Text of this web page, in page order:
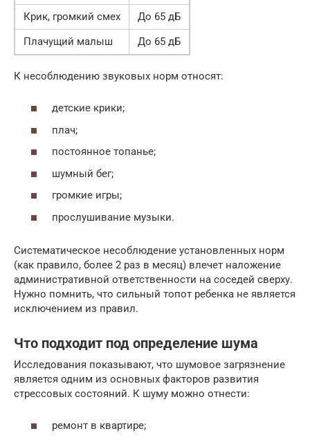
Крик, громкий смех
До 65 дБ
Плачущий малыш
До 65 дБ
К несоблюдению звуковых норм относят:
детские крики;
плач;
постоянное топанье;
шумный бег;
громкие игры;
прослушивание музыки.
Систематическое несоблюдение установленных норм
(как правило, более 2 раз в месяц) влечет наложение
административной ответственности на соседей сверху.
Нужно помнить, что сильный топот ребенка не является
исключением из правил.
Что подходит под определение шума
Исследования показывают, что шумовое загрязнение
является одним из основных факторов развития
стрессовых состояний. К шуму можно отнести:
ремонт в квартире;